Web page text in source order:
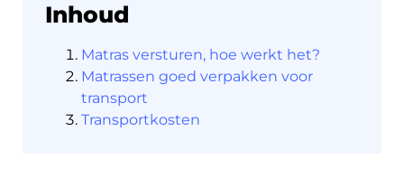
Bestemmingen
Inhoud
Matras versturen, hoe werkt het?
Matrassen goed verpakken voor
transport
Transportkosten